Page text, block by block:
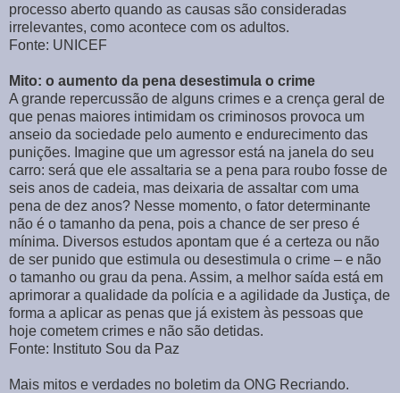
processo aberto quando as causas são consideradas
irrelevantes, como acontece com os adultos.
Fonte: UNICEF
Mito: o aumento da pena desestimula o crime
A grande repercussão de alguns crimes e a crença geral de
que penas maiores intimidam os criminosos provoca um
anseio da sociedade pelo aumento e endurecimento das
punições. Imagine que um agressor está na janela do seu
carro: será que ele assaltaria se a pena para roubo fosse de
seis anos de cadeia, mas deixaria de assaltar com uma
pena de dez anos? Nesse momento, o fator determinante
não é o tamanho da pena, pois a chance de ser preso é
mínima. Diversos estudos apontam que é a certeza ou não
de ser punido que estimula ou desestimula o crime – e não
o tamanho ou grau da pena. Assim, a melhor saída está em
aprimorar a qualidade da polícia e a agilidade da Justiça, de
forma a aplicar as penas que já existem às pessoas que
hoje cometem crimes e não são detidas.
Fonte: Instituto Sou da Paz
Mais mitos e verdades no boletim da ONG Recriando.